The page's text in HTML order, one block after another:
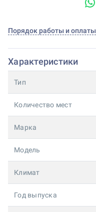
Порядок работы и оплаты
Характеристики
Тип
Количество мест
Марка
Модель
Климат
Год выпуска